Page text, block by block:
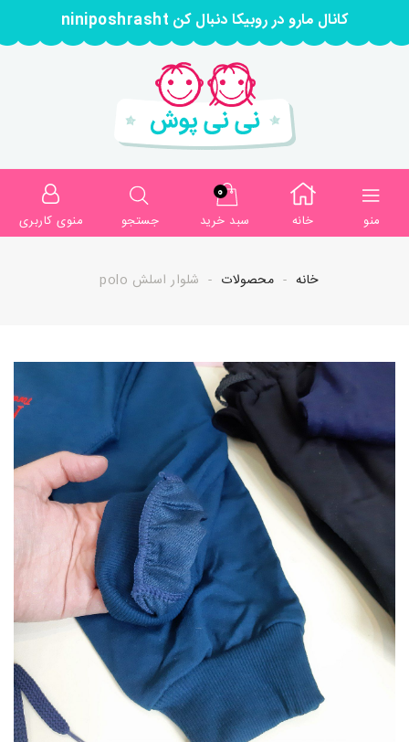
کانال مارو در روبیکا دنبال کن niniposhrasht
منو خانه
0
سبد خرید
جستجو منوی کاربری
خانه محصولات شلوار اسلش polo